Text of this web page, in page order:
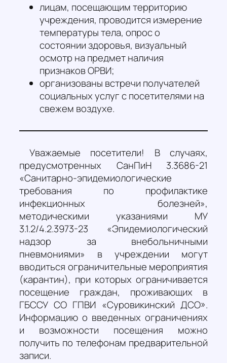
лицам, посещающим территорию
учреждения, проводится измерение
температуры тела, опрос о
состоянии здоровья, визуальный
осмотр на предмет наличия
признаков ОРВИ;
организованы встречи получателей
социальных услуг с посетителями на
свежем воздухе.
Уважаемые посетители! В случаях,
предусмотренных СанПиН 3.3686-21
«Санитарно-эпидемиологические
требования по профилактике
инфекционных болезней»,
методическими указаниями МУ
3.1.2/4.2.3973-23 «Эпидемиологический
надзор за внебольничными
пневмониями» в учреждении могут
вводиться ограничительные мероприятия
(карантин), при которых ограничивается
посещение граждан, проживающих в
ГБССУ СО ГПВИ «Суровикинский ДСО».
Информацию о введенных ограничениях
и возможности посещения можно
получить по телефонам предварительной
записи.